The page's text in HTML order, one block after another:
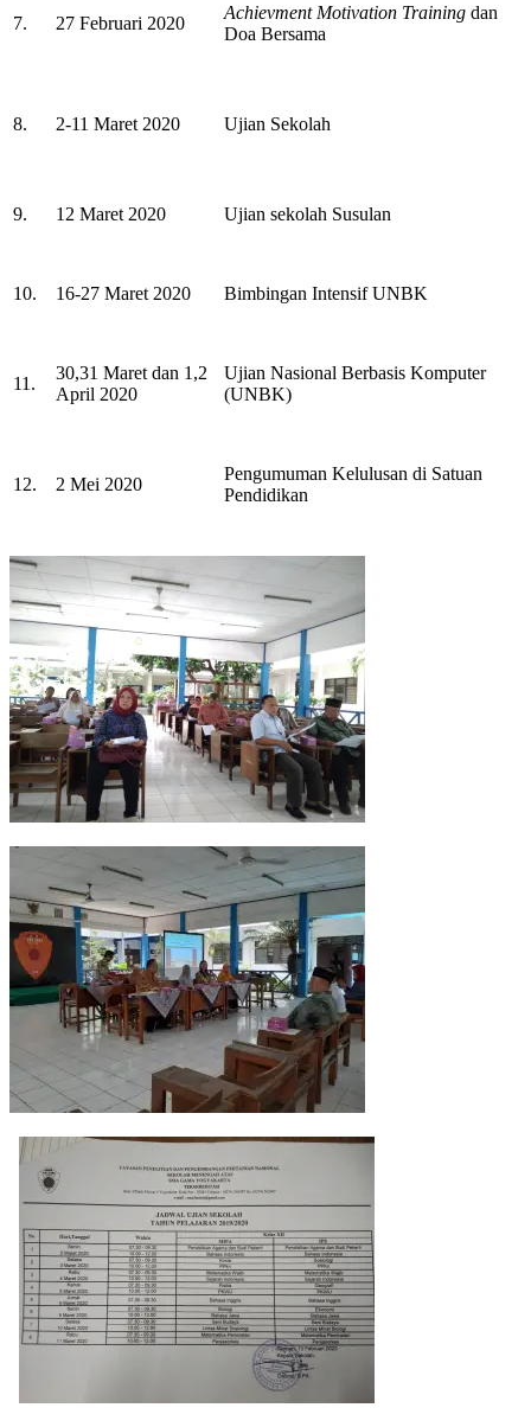
7. 27 Februari 2020
Achievment Motivation Training dan
Doa Bersama
8. 2-11 Maret 2020 Ujian Sekolah
9. 12 Maret 2020 Ujian sekolah Susulan
10. 16-27 Maret 2020 Bimbingan Intensif UNBK
11.
30,31 Maret dan 1,2
April 2020
Ujian Nasional Berbasis Komputer
(UNBK)
12. 2 Mei 2020
Pengumuman Kelulusan di Satuan
Pendidikan